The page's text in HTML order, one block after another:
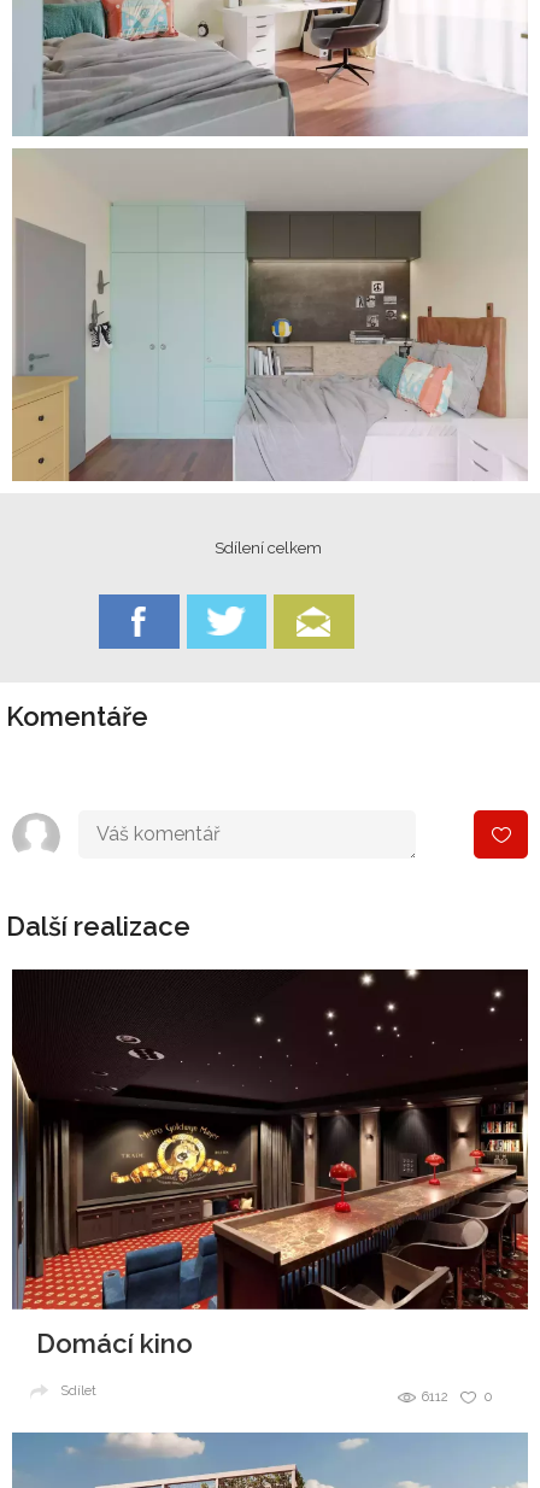
Sdílení celkem
Komentáře
Další realizace
Domácí kino
0
6112
Sdílet